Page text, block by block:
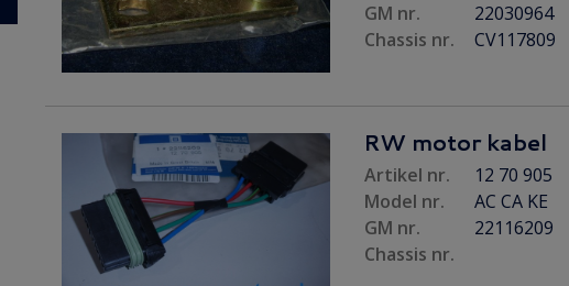
GM nr.
22030964
Chassis nr.
CV117809
RW motor kabel
Artikel nr.
12 70 905
Model nr.
AC CA KE
GM nr.
22116209
Chassis nr.